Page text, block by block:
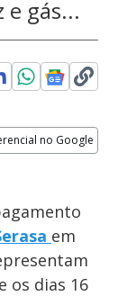
e gás...
no Google
em
os dias 16